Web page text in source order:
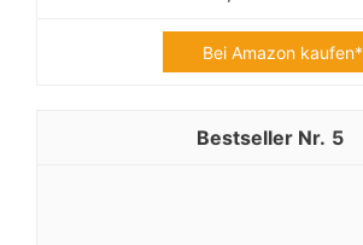
Bei Amazon kaufen*
5